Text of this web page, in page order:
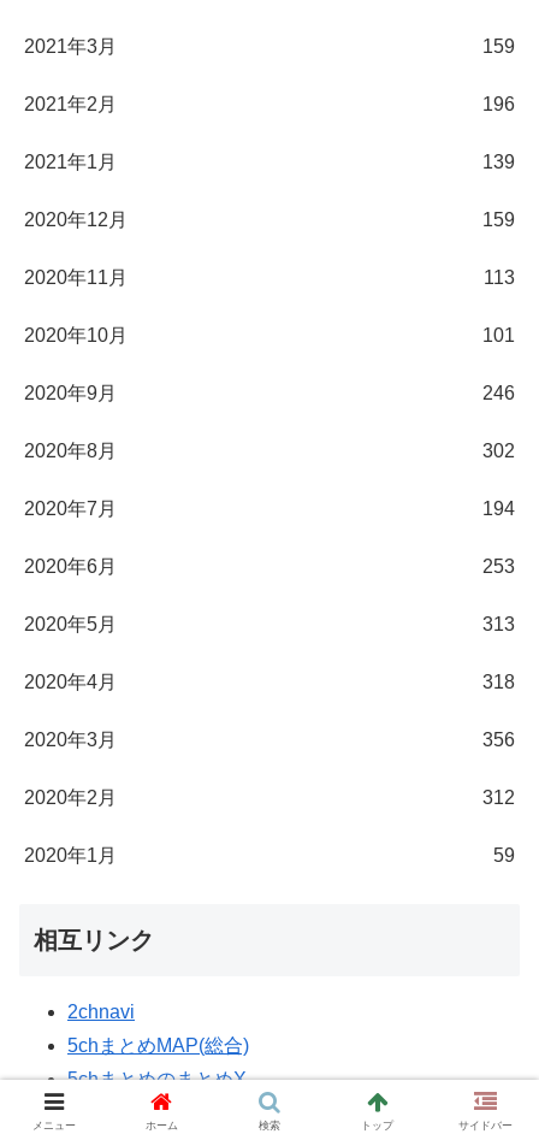
2021年3月 159
2021年2月 196
2021年1月 139
2020年12月 159
2020年11月 113
2020年10月 101
2020年9月 246
2020年8月 302
2020年7月 194
2020年6月 253
2020年5月 313
2020年4月 318
2020年3月 356
2020年2月 312
2020年1月 59
相互リンク
2chnavi
5chまとめMAP(総合)
5chまとめのまとめX
Youtuberニュース速報まとめアンテナ
メニュー ホーム 検索 トップ サイドバー